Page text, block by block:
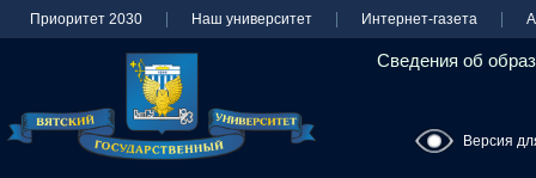
Приоритет 2030 Наш университет Интернет-газета
Сведения об
Версия